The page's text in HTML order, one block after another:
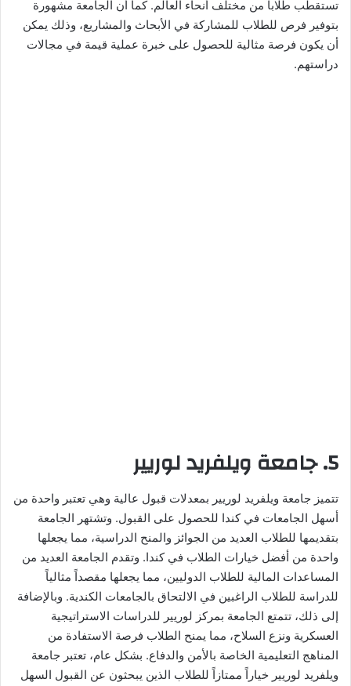
تستقطب طلاباً من مختلف أنحاء العالم. كما أن الجامعة مشهورة
بتوفير فرص للطلاب للمشاركة في الأبحاث والمشاريع، وذلك يمكن
أن يكون فرصة مثالية للحصول على خبرة عملية قيمة في مجالات
دراستهم.
5. جامعة ويلفريد لوريير
تتميز جامعة ويلفريد لوريير بمعدلات قبول عالية وهي تعتبر واحدة من
أسهل الجامعات في كندا للحصول على القبول. وتشتهر الجامعة
بتقديمها للطلاب العديد من الجوائز والمنح الدراسية، مما يجعلها
واحدة من أفضل خيارات الطلاب في كندا. وتقدم الجامعة العديد من
المساعدات المالية للطلاب الدوليين، مما يجعلها مقصداً مثالياً
للدراسة للطلاب الراغبين في الالتحاق بالجامعات الكندية. وبالإضافة
إلى ذلك، تتمتع الجامعة بمركز لوريير للدراسات الاستراتيجية
العسكرية ونزع السلاح، مما يمنح الطلاب فرصة الاستفادة من
المناهج التعليمية الخاصة بالأمن والدفاع. بشكل عام، تعتبر جامعة
ويلفريد لوريير خياراً ممتازاً للطلاب الذين يبحثون عن القبول السهل